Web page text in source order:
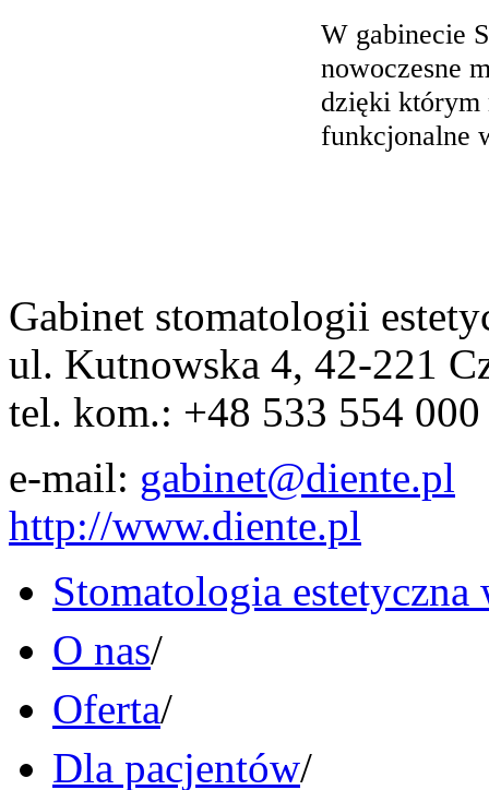
W gabinecie
nowoczesne
dzięki którym
funkcjonalne
Gabinet stomatologii
ul. Kutnowska 4, 42-221
tel. kom.: +48 533 554 000
e-mail: gabinet@diente.pl
http://www.diente.pl
Stomatologia
O nas/
Oferta/
Dla pacjentów/